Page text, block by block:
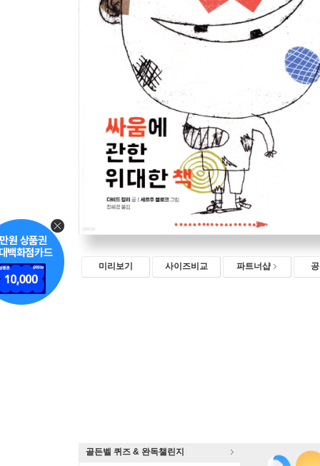
미리보기 사이즈비교 파트너샵
골든벨 퀴즈 & 완독챌린지